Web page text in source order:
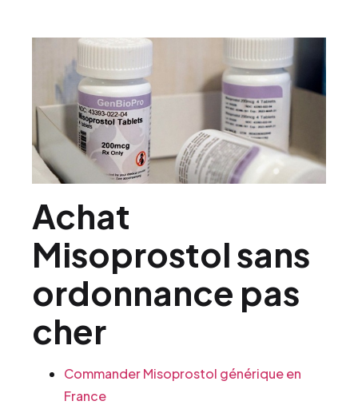
Achat
Misoprostol sans
ordonnance pas
cher
Commander Misoprostol générique en
France